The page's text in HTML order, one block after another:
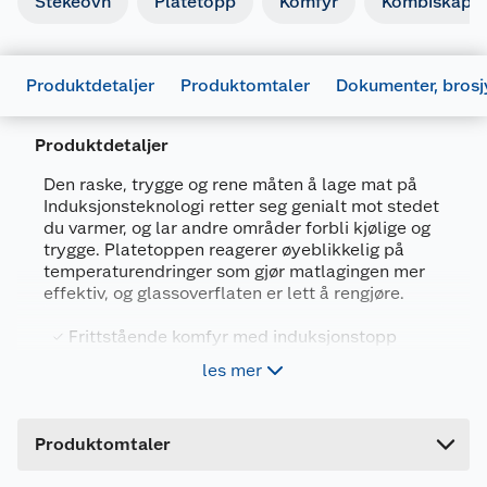
Produktdetaljer Produktomtaler Dokumenter,
Produktdetaljer
Den raske, trygge og rene måten å lage mat på
Induksjonsteknologi retter seg genialt mot stedet
du varmer, og lar andre områder forbli kjølige og
trygge. Platetoppen reagerer øyeblikkelig på
temperaturendringer som gjør matlagingen mer
effektiv, og glassoverflaten er lett å rengjøre.
Frittstående komfyr med induksjonstopp
les mer
Produktomtaler
Brosjyrer
995947_7333394054186_.pdf
Last ned / vis datablad
Generelt
Artikkelnummer
7333394054186
Leverandørens artikkelnummer
947941546
Bruttovekt